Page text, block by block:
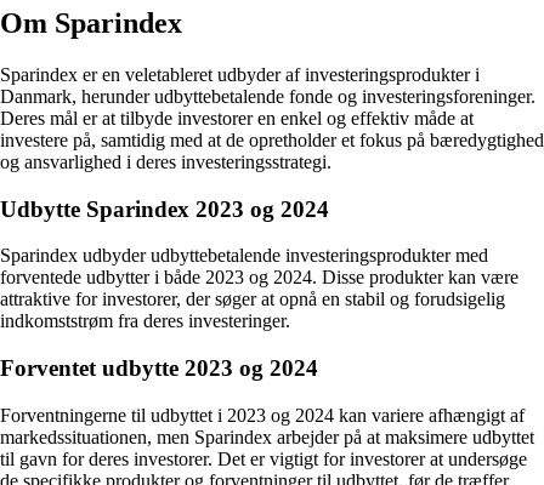
Om Sparindex
Sparindex er en veletableret udbyder af investeringsprodukter i
Danmark, herunder udbyttebetalende fonde og investeringsforeninger.
Deres mål er at tilbyde investorer en enkel og effektiv måde at
investere på, samtidig med at de opretholder et fokus på bæredygtighed
og ansvarlighed i deres investeringsstrategi.
Udbytte Sparindex 2023 og 2024
Sparindex udbyder udbyttebetalende investeringsprodukter med
forventede udbytter i både 2023 og 2024. Disse produkter kan være
attraktive for investorer, der søger at opnå en stabil og forudsigelig
indkomststrøm fra deres investeringer.
Forventet udbytte 2023 og 2024
Forventningerne til udbyttet i 2023 og 2024 kan variere afhængigt af
markedssituationen, men Sparindex arbejder på at maksimere udbyttet
til gavn for deres investorer. Det er vigtigt for investorer at undersøge
de specifikke produkter og forventninger til udbyttet, før de træffer